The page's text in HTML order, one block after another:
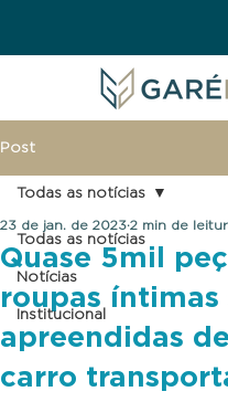
Post
Todas as notícias
Notícias
Institucional
Todas as notícias
Quase 5mil
roupas íntimas
apreendidas
carro
23 de jan. de 2023 2 min de